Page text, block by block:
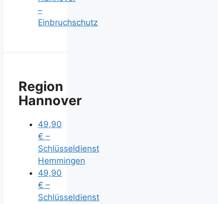
–
Einbruchschutz
Region
Hannover
49,90
€ –
Schlüsseldienst
Hemmingen
49,90
€ –
Schlüsseldienst